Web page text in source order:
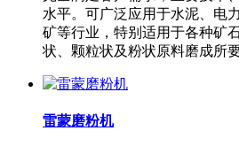
水平。可广泛应用于水泥、电
矿等行业，特别适用于各种矿
状、颗粒状及粉状原料磨成所
雷蒙磨粉机